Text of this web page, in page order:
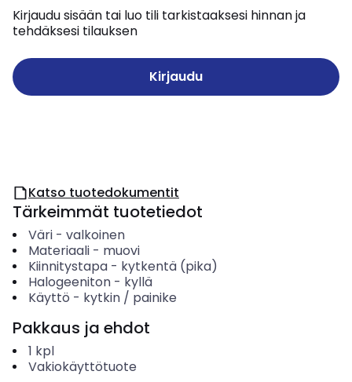
Kirjaudu sisään tai luo tili tarkistaaksesi hinnan ja
tehdäksesi tilauksen
Kirjaudu
Katso tuotedokumentit
Tärkeimmät tuotetiedot
Väri- valkoinen
Materiaali- muovi
Kiinnitystapa- kytkentä (pika)
Halogeeniton- kyllä
Käyttö - kytkin / painike
Pakkaus ja ehdot
1 kpl
Vakiokäyttötuote